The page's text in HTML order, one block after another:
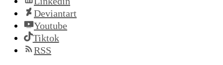
Deviantart
Youtube
Tiktok
RSS